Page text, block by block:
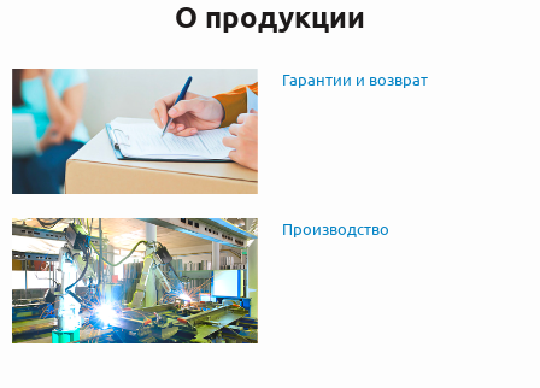
О продукции
Гарантии и возврат
Производство